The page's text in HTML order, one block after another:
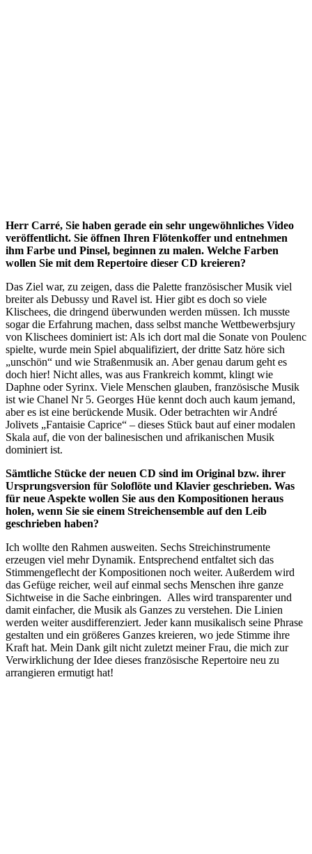
Herr Carré, Sie haben gerade ein sehr ungewöhnliches Video
veröffentlicht. Sie öffnen Ihren Flötenkoffer und entnehmen
ihm Farbe und Pinsel, beginnen zu malen. Welche Farben
wollen Sie mit dem Repertoire dieser CD kreieren?
Das Ziel war, zu zeigen, dass die Palette französischer Musik viel
breiter als Debussy und Ravel ist. Hier gibt es doch so viele
Klischees, die dringend überwunden werden müssen. Ich musste
sogar die Erfahrung machen, dass selbst manche Wettbewerbsjury
von Klischees dominiert ist: Als ich dort mal die Sonate von Poulenc
spielte, wurde mein Spiel abqualifiziert, der dritte Satz höre sich
„unschön“ und wie Straßenmusik an. Aber genau darum geht es
doch hier! Nicht alles, was aus Frankreich kommt, klingt wie
Daphne oder Syrinx. Viele Menschen glauben, französische Musik
ist wie Chanel Nr 5. Georges Hüe kennt doch auch kaum jemand,
aber es ist eine berückende Musik. Oder betrachten wir André
Jolivets „Fantaisie Caprice“ – dieses Stück baut auf einer modalen
Skala auf, die von der balinesischen und afrikanischen Musik
dominiert ist.
Sämtliche Stücke der neuen CD sind im Original bzw. ihrer
Ursprungsversion für Soloflöte und Klavier geschrieben. Was
für neue Aspekte wollen Sie aus den Kompositionen heraus
holen, wenn Sie sie einem Streichensemble auf den Leib
geschrieben haben?
Ich wollte den Rahmen ausweiten. Sechs Streichinstrumente
erzeugen viel mehr Dynamik. Entsprechend entfaltet sich das
Stimmengeflecht der Kompositionen noch weiter. Außerdem wird
das Gefüge reicher, weil auf einmal sechs Menschen ihre ganze
Sichtweise in die Sache einbringen. Alles wird transparenter und
damit einfacher, die Musik als Ganzes zu verstehen. Die Linien
werden weiter ausdifferenziert. Jeder kann musikalisch seine Phrase
gestalten und ein größeres Ganzes kreieren, wo jede Stimme ihre
Kraft hat. Mein Dank gilt nicht zuletzt meiner Frau, die mich zur
Verwirklichung der Idee dieses französische Repertoire neu zu
arrangieren ermutigt hat!